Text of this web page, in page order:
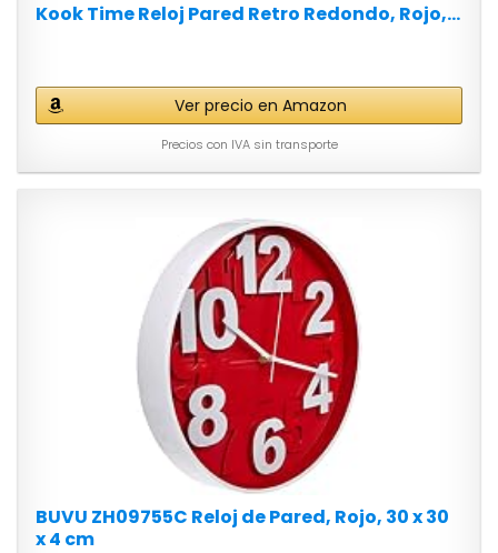
Kook Time Reloj Pared Retro Redondo, Rojo,...
Ver precio en Amazon
Precios con IVA sin transporte
BUVU ZH09755C Reloj de Pared, Rojo, 30 x 30
x 4 cm